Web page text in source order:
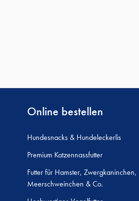
Online bestellen
Hundesnacks & Hundeleckerlis
Premium Katzennassfutter
Futter für Hamster, Zwergkaninchen,
Meerschweinchen & Co.